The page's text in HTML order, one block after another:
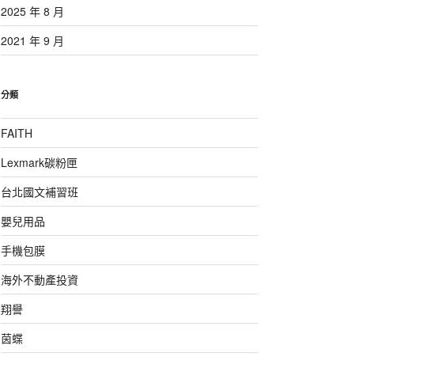
2025 年 8 月
2021 年 9 月
分類
FAITH
Lexmark碳粉匣
台北國文補習班
嬰兒用品
手機包膜
海外不動產投資
翔譽
茵蝶